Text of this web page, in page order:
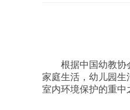
根据中国幼教协
家庭生活，幼儿园生
室内环境保护的重中